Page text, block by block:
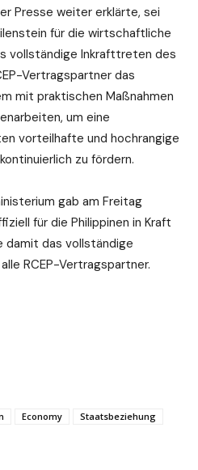
Presse weiter erklärte, sei
für die wirtschaftliche
vollständige Inkrafttreten des
Vertragspartner das
mit praktischen Maßnahmen
um eine
vorteilhafte und hochrangige
zu fördern.
gab am Freitag
für die Philippinen in Kraft
damit das vollständige
RCEP-Vertragspartner.
Economy
Staatsbeziehung